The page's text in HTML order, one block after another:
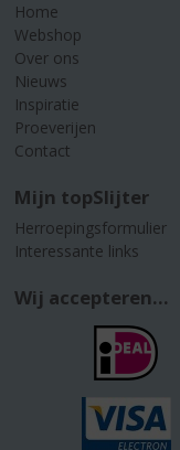
Home
Webshop
Over ons
Nieuws
Inspiratie
Proeverijen
Contact
Mijn topSlijter
Herroepingsformulier
Interessante links
Wij accepteren...